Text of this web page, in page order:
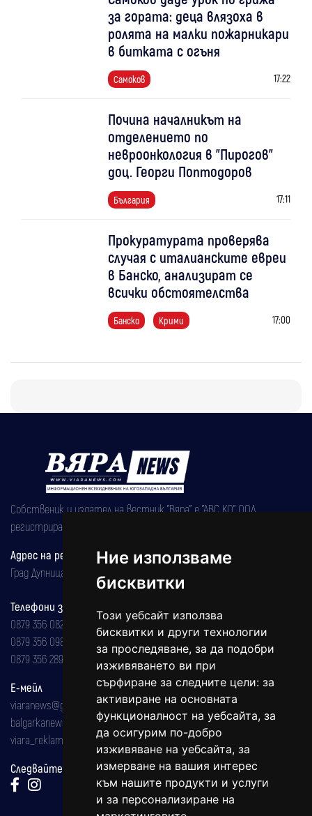
Ние използваме
бисквитки
Този уебсайт използва
бисквитки и други технологии
за проследяване, за да подобри
изживяването ви при
сърфиране за следните цели: за
активиране на основната
функционалност на уебсайта, за
да осигурим по-добро
изживяване на уебсайта, за
измерване на вашия интерес
към нашите продукти и услуги
и за персонализиране на
за гората: деца влязоха в
ролята на малки пожарникари
в битката с огъня
Самоков 17:22
Почина началникът на
отделението по
невроонкология в "Пирогов"
доц. Георги Поптодоров
България 17:11
Прокуратурата проверява
случая с италианските евреи
в Банско, анализират се
всички обстоятелства
Банско Крими 17:00
Собственик и издател на вестник "Вяра" е "АВС КО" ООД,
регистрирана на 08.05.2002 година.
Адрес на редакцията
Град Дупница, ул.''Христо Ботев" 43
Телефони за реклама и абонаменти
0879 356 082
0879 356 098
0879 356 289
Е-мейл
viaranews@gmail.com
balgarkanews@gmail.com
viara_reklama@mail.bg
Следвайте ни: